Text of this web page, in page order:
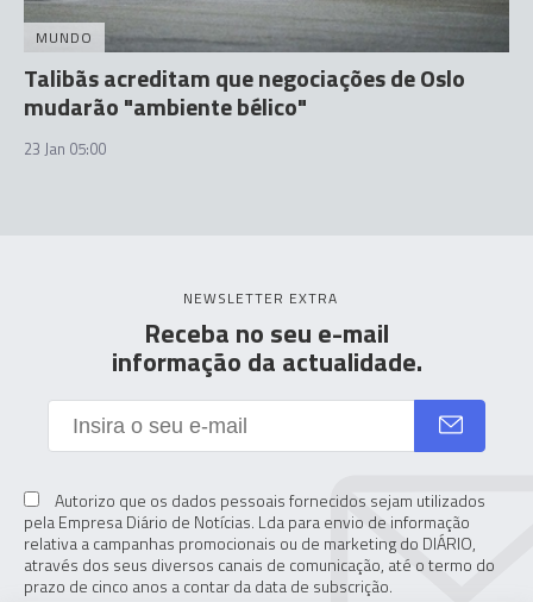
MUNDO
Talibãs acreditam que negociações de Oslo
mudarão "ambiente bélico"
23 Jan 05:00
NEWSLETTER EXTRA
Receba no seu e-mail
informação da actualidade.
Autorizo que os dados pessoais fornecidos sejam utilizados
pela Empresa Diário de Notícias. Lda para envio de informação
relativa a campanhas promocionais ou de marketing do DIÁRIO,
através dos seus diversos canais de comunicação, até o termo do
prazo de cinco anos a contar da data de subscrição.